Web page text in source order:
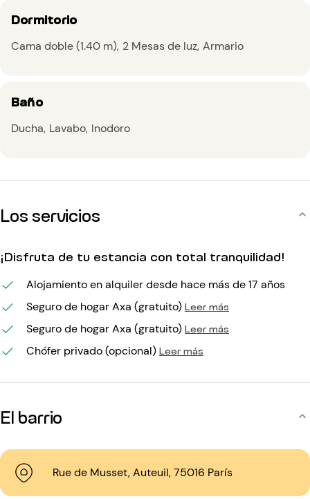
Dormitorio
Cama doble (1.40 m) 2 Mesas de luz Armario
Baño
Ducha Lavabo Inodoro
Los servicios
¡Disfruta de tu estancia con total tranquilidad!
Alojamiento en alquiler desde hace más de 17 años
Seguro de hogar Axa (gratuito) Leer más
Seguro de hogar Axa (gratuito) Leer más
Chófer privado (opcional) Leer más
El barrio
Rue de Musset, Auteuil, 75016 París